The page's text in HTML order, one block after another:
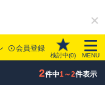
会員登録
検討中(0) MENU
2件中1～2件表示